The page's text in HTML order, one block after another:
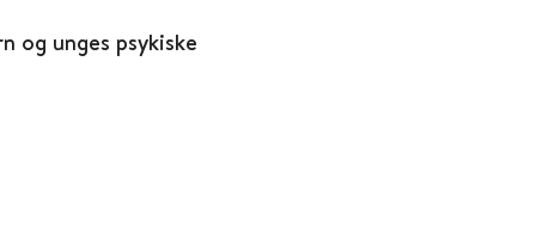
og unges psykiske